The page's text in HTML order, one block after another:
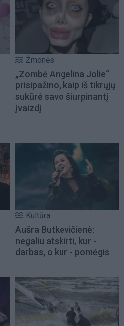
Žmonės
„Zombė Angelina Jolie“
prisipažino, kaip iš tikrųjų
sukūrė savo šiurpinantį
įvaizdį
Kultūra
Aušra Butkevičienė:
negaliu atskirti, kur -
darbas, o kur - pomėgis